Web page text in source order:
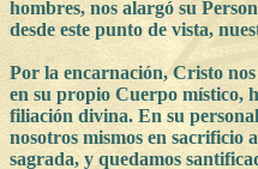
hombres, nos alargó su
desde este punto de vista,
Por la encarnación, Cristo
en su propio Cuerpo místico,
filiación divina. En su
nosotros mismos en sacrificio
sagrada, y quedamos